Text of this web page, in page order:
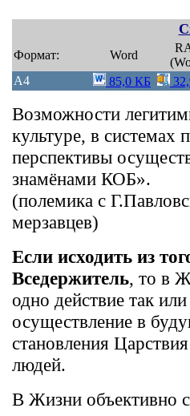
Формат: Word
A4
85,0 КБ
Возможности
культуре, в системах
перспективы
знамёнами КОБ».
(полемика с
мерзавцев)
Если исходить из
Вседержитель, то в
одно действие так
осуществление в
становления
людей.
В Жизни объективно